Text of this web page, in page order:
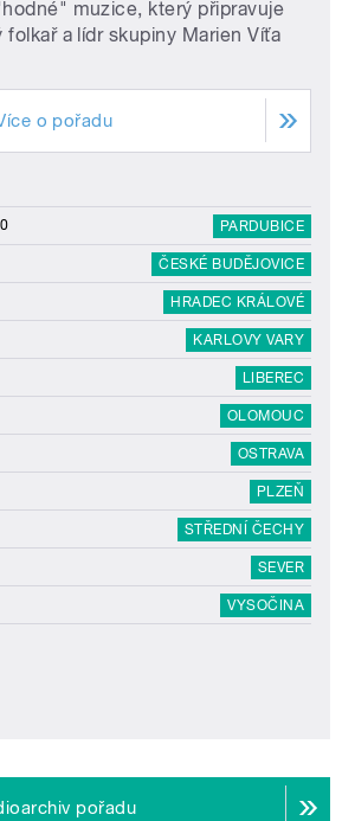
muzice, který připravuje
a lídr skupiny Marien Víťa
o pořadu
PARDUBICE
ČESKÉ BUDĚJOVICE
HRADEC KRÁLOVÉ
KARLOVY VARY
LIBEREC
OLOMOUC
OSTRAVA
PLZEŇ
STŘEDNÍ ČECHY
SEVER
VYSOČINA
pořadu